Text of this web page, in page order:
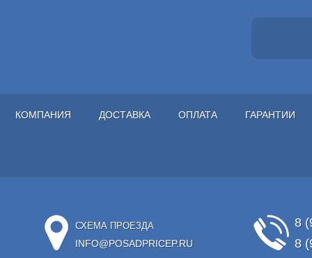
КОМПАНИЯ ДОСТАВКА ОПЛАТА ГАРАНТИИ
СХЕМА ПРОЕЗДА
INFO@POSADPRICEP.RU
8
8